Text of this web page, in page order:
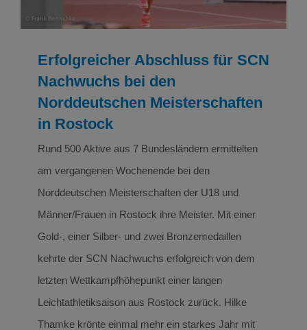
Erfolgreicher Abschluss für SCN
Nachwuchs bei den
Norddeutschen Meisterschaften
in Rostock
Rund 500 Aktive aus 7 Bundesländern ermittelten
am vergangenen Wochenende bei den
Norddeutschen Meisterschaften der U18 und
Männer/Frauen in Rostock ihre Meister. Mit einer
Gold-, einer Silber- und zwei Bronzemedaillen
kehrte der SCN Nachwuchs erfolgreich von dem
letzten Wettkampfhöhepunkt einer langen
Leichtathletiksaison aus Rostock zurück. Hilke
Thamke krönte einmal mehr ein starkes Jahr mit